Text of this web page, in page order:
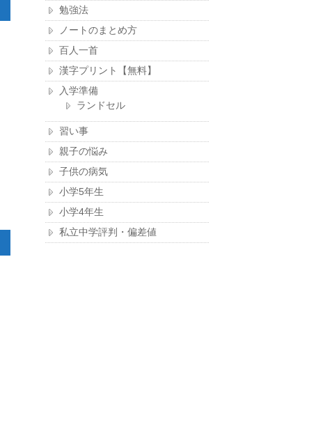
勉強法
ノートのまとめ方
百人一首
漢字プリント【無料】
入学準備
ランドセル
習い事
親子の悩み
子供の病気
小学5年生
小学4年生
私立中学評判・偏差値